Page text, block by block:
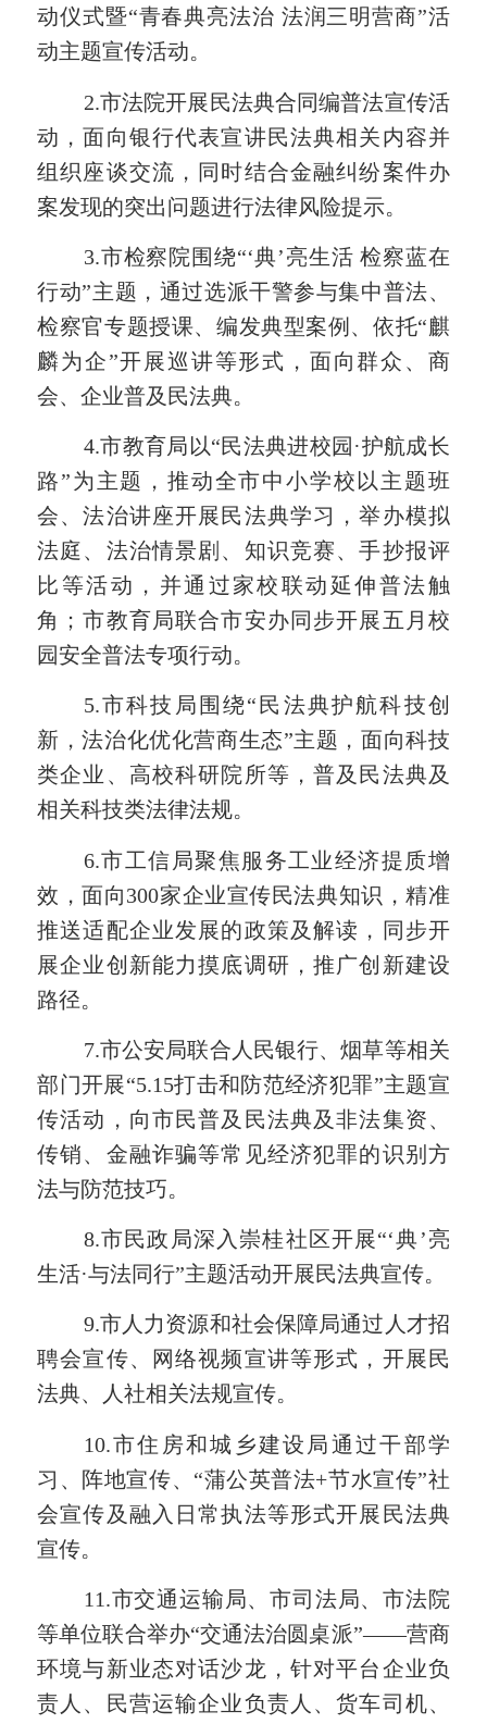
动仪式暨“青春典亮法治 法润三明营商”活
动主题宣传活动。
2.市法院开展民法典合同编普法宣传活
动，面向银行代表宣讲民法典相关内容并
组织座谈交流，同时结合金融纠纷案件办
案发现的突出问题进行法律风险提示。
3.市检察院围绕“‘典’亮生活 检察蓝在
行动”主题，通过选派干警参与集中普法、
检察官专题授课、编发典型案例、依托“麒
麟为企”开展巡讲等形式，面向群众、商
会、企业普及民法典。
4.市教育局以“民法典进校园·护航成长
路”为主题，推动全市中小学校以主题班
会、法治讲座开展民法典学习，举办模拟
法庭、法治情景剧、知识竞赛、手抄报评
比等活动，并通过家校联动延伸普法触
角；市教育局联合市安办同步开展五月校
园安全普法专项行动。
5.市科技局围绕“民法典护航科技创
新，法治化优化营商生态”主题，面向科技
类企业、高校科研院所等，普及民法典及
相关科技类法律法规。
6.市工信局聚焦服务工业经济提质增
效，面向300家企业宣传民法典知识，精准
推送适配企业发展的政策及解读，同步开
展企业创新能力摸底调研，推广创新建设
路径。
7.市公安局联合人民银行、烟草等相关
部门开展“5.15打击和防范经济犯罪”主题宣
传活动，向市民普及 民法典及非法集资、
传销、金融诈骗等常见经济犯罪的识别方
法与防范技巧。
8.市民政局深入崇桂社区开展“‘典’亮
生活·与法同行”主题活动开展民法典宣传。
9.市人力资源和社会保障局通过人才招
聘会宣传、
网络视频宣讲等形式，开展民
法典、人社相关法规宣传。
10.市住房和城乡建设局通过干部学
习、阵地宣传、“蒲公英普法+节水宣传”社
会宣传及融入日常执法等形式开展民法典
宣传。
11.市交通运输局、市司法局、市法院
等单位联合举办“交通法治圆桌派”——营商
环境与新业态对话沙龙，针对平台企业负
责人、民营运输企业负责人、货车司机、